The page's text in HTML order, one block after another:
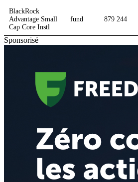
BlackRock
Advantage Small
Cap Core Instl
fund 879 244
Sponsorisé